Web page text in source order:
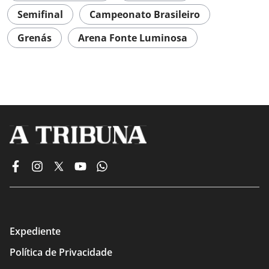
Semifinal
Campeonato Brasileiro
Grenás
Arena Fonte Luminosa
Expediente
Política de Privacidade